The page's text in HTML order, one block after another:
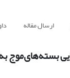
ارسال مقاله